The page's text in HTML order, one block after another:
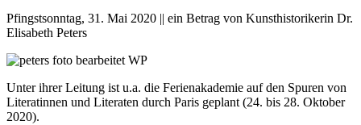
Pfingstsonntag, 31. Mai 2020 || ein Betrag von Kunsthistorikerin Dr.
Elisabeth Peters
Unter ihrer Leitung ist u.a. die Ferienakademie auf den Spuren von
Literatinnen und Literaten durch Paris geplant (24. bis 28. Oktober
2020).